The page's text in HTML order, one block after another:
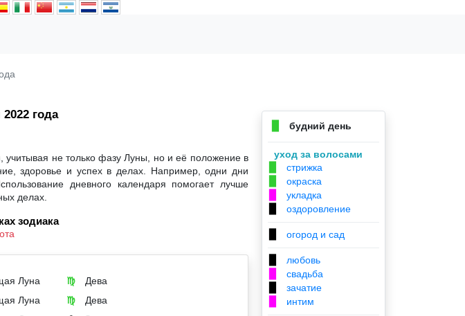
года
не только фазу Луны, но и её положение в
здоровье и успех в делах. Например, одни дни
дневного календаря помогает лучше
делах.
зодиака
Луна ♍
Дева
Луна ♍
Дева
будний день
уход за волосами
стрижка
окраска
укладка
оздоровление
огород и сад
любовь
свадьба
зачатие
интим